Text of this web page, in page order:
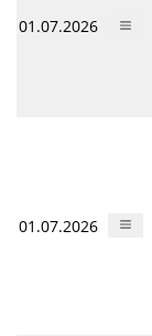
01.07.2026
01.07.2026